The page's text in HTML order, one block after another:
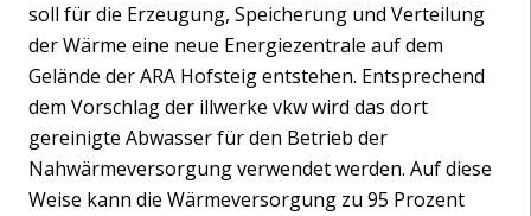
soll für die Erzeugung, Speicherung und Verteilung
der Wärme eine neue Energiezentrale auf dem
Gelände der ARA Hofsteig entstehen. Entsprechend
dem Vorschlag der illwerke vkw wird das dort
gereinigte Abwasser für den Betrieb der
Nahwärmeversorgung verwendet werden. Auf diese
Weise kann die Wärmeversorgung zu 95 Prozent